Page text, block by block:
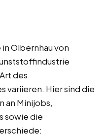
Olbernhau von
des
variieren. Hier sind die
an Minijobs,
sowie die